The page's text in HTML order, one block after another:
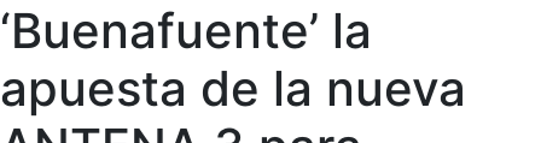
‘Buenafuente’ la
apuesta de la nueva